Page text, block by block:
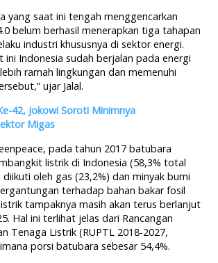
yang saat ini tengah menggencarkan
belum berhasil menerapkan tiga tahapan
industri khususnya di sektor energi.
ini Indonesia sudah berjalan pada energi
ramah lingkungan dan memenuhi
ujar Jalal.
42, Jokowi Soroti Minimnya
Migas
pada tahun 2017 batubara
listrik di Indonesia (58,3% total
oleh gas (23,2%) dan minyak bumi
terhadap bahan bakar fosil
tampaknya masih akan terus berlanjut
Hal ini terlihat jelas dari Rancangan
Tenaga Listrik (RUPTL 2018-2027,
porsi batubara sebesar 54,4%.